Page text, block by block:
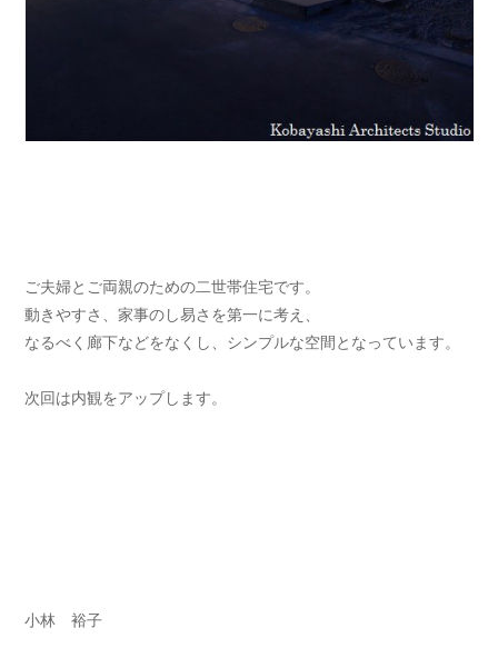
ご夫婦とご両親のための二世帯住宅です。
動きやすさ、家事のし易さを第一に考え、
なるべく廊下などをなくし、シンプルな空間となっています。
次回は内観をアップします。
小林 裕子